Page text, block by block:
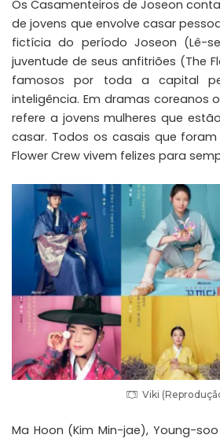
Os Casamenteiros de Joseon
de jovens que envolve casar
fictícia do período Joseon (Lê-
juventude de seus anfitriões (The
famosos por toda a capital
inteligência. Em dramas coreanos
refere a jovens mulheres que
casar. Todos os casais que
Flower Crew vivem felizes para
Viki
Ma Hoon (Kim Min-jae), Young-